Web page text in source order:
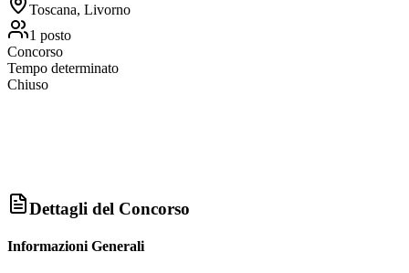
Toscana, Livorno
1 posto
Concorso
Tempo determinato
Chiuso
Dettagli del Concorso
Informazioni Generali